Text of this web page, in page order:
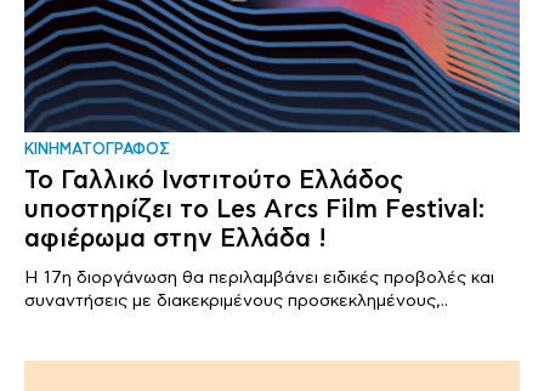
ΚΙΝΗΜΑΤΟΓΡΑΦΟΣ
Το Γαλλικό Ινστιτούτο Ελλάδος
υποστηρίζει το Les Arcs Film Festival:
αφιέρωμα στην Ελλάδα !
Η 17η διοργάνωση θα περιλαμβάνει ειδικές προβολές και
συναντήσεις με διακεκριμένους προσκεκλημένους,..